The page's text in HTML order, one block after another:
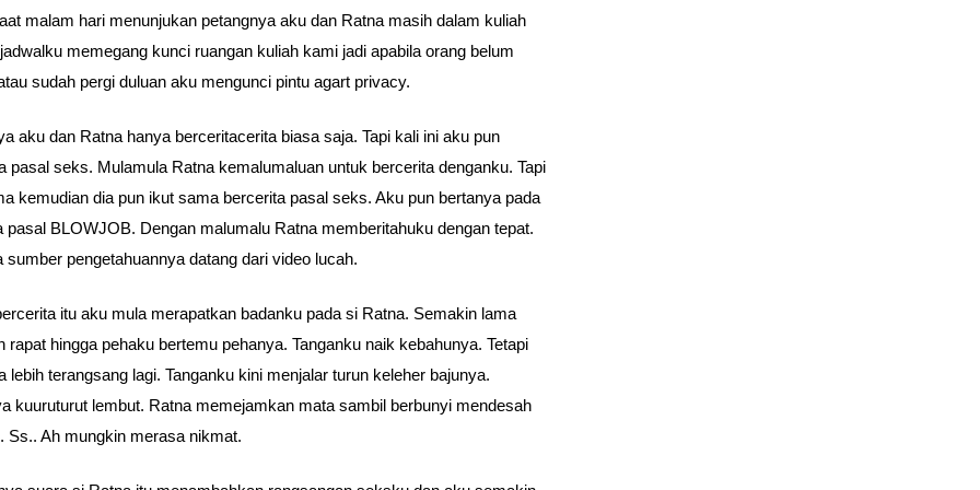
malam hari menunjukan petangnya aku dan Ratna masih dalam kuliah
memegang kunci ruangan kuliah kami jadi apabila orang belum
sudah pergi duluan aku mengunci pintu agart privacy.
aku dan Ratna hanya berceritacerita biasa saja. Tapi kali ini aku pun
pasal seks. Mulamula Ratna kemalumaluan untuk bercerita denganku. Tapi
kemudian dia pun ikut sama bercerita pasal seks. Aku pun bertanya pada
pasal BLOWJOB. Dengan malumalu Ratna memberitahuku dengan tepat.
sumber pengetahuannya datang dari video lucah.
itu aku mula merapatkan badanku pada si Ratna. Semakin lama
rapat hingga pehaku bertemu pehanya. Tanganku naik kebahunya. Tetapi
lebih terangsang lagi. Tanganku kini menjalar turun keleher bajunya.
kuuruturut lembut. Ratna memejamkan mata sambil berbunyi mendesah
Ss.. Ah mungkin merasa nikmat.